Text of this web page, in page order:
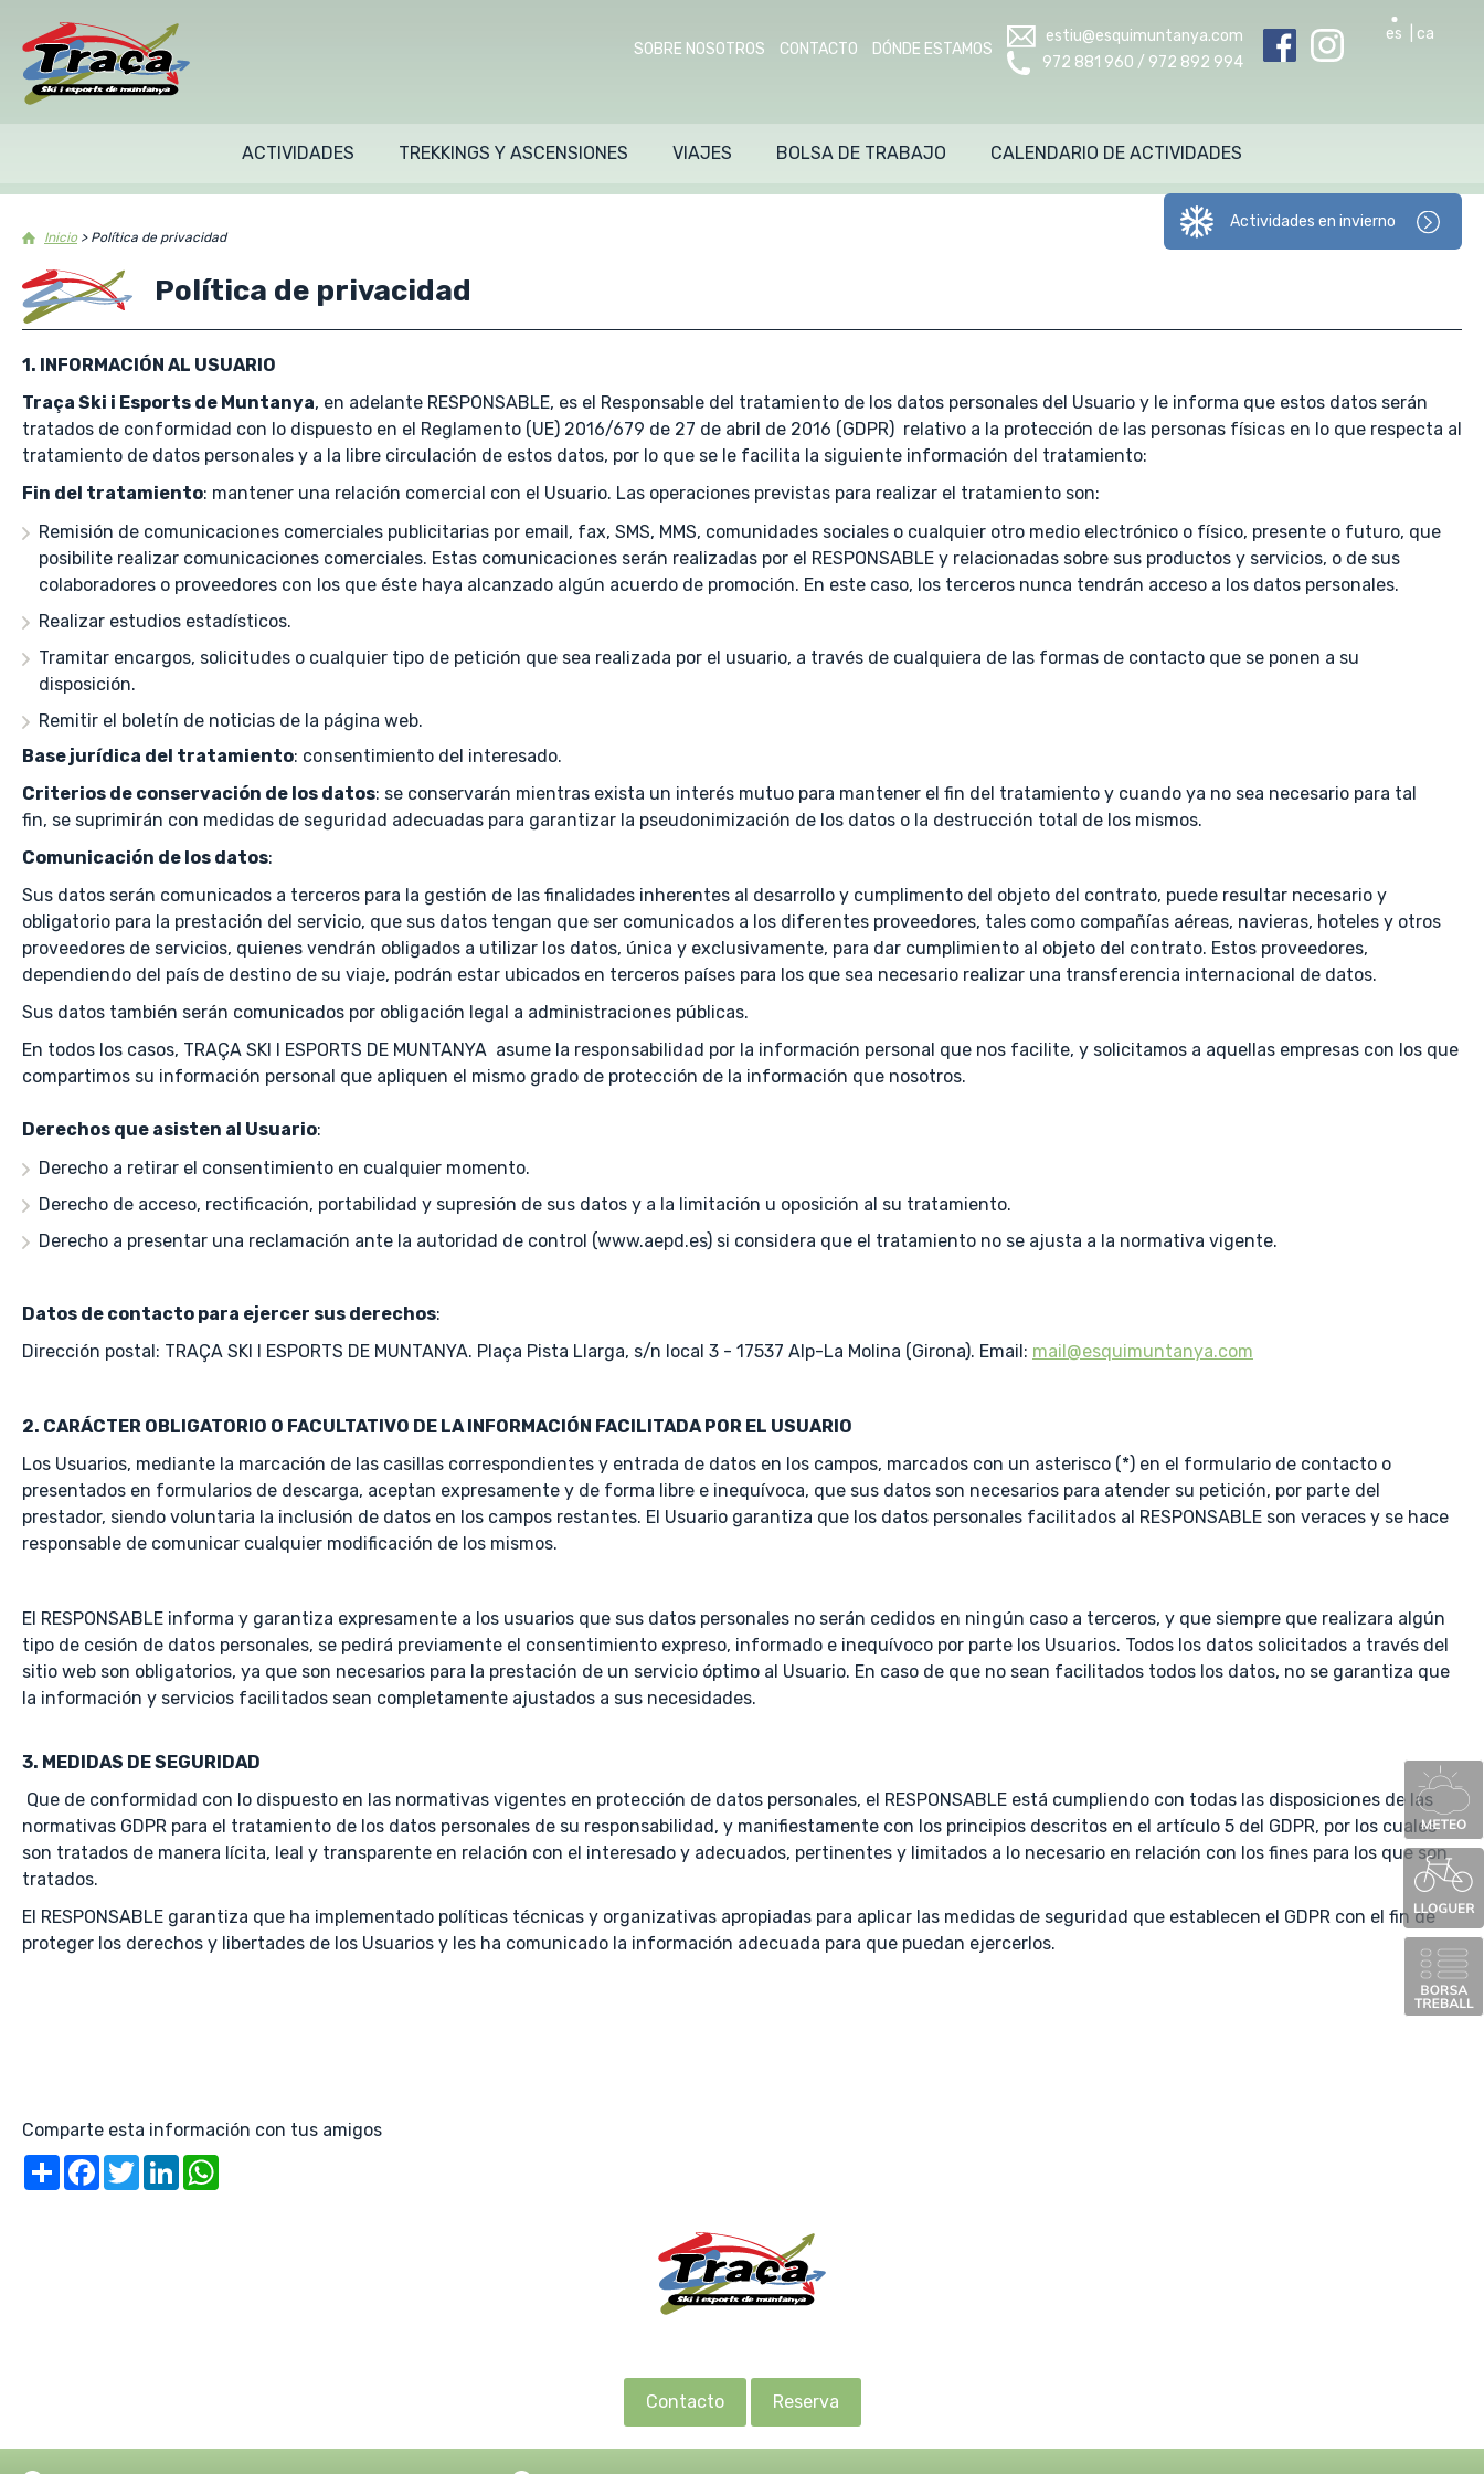
Actividades en invierno
SOBRE NOSOTROS CONTACTO DÓNDE ESTAMOS
estiu@esquimuntanya.com
972 881 960 / 972 892 994
es ca
ACTIVIDADES TREKKINGS Y ASCENSIONES VIAJES BOLSA DE TRABAJO CALENDARIO DE ACTIVIDADES
Inicio> Política de privacidad
Política de privacidad
1. INFORMACIÓN AL USUARIO
Traça Ski i Esports de Muntanya, en adelante RESPONSABLE, es el Responsable del tratamiento de los datos personales del Usuario y le informa que estos datos serán
tratados de conformidad con lo dispuesto en el Reglamento (UE) 2016/679 de 27 de abril de 2016 (GDPR) relativo a la protección de las personas físicas en lo que respecta al
tratamiento de datos personales y a la libre circulación de estos datos, por lo que se le facilita la siguiente información del tratamiento:
Fin del tratamiento: mantener una relación comercial con el Usuario. Las operaciones previstas para realizar el tratamiento son:
Remisión de comunicaciones comerciales publicitarias por email, fax, SMS, MMS, comunidades sociales o cualquier otro medio electrónico o físico, presente o futuro, que
posibilite realizar comunicaciones comerciales. Estas comunicaciones serán realizadas por el RESPONSABLE y relacionadas sobre sus productos y servicios, o de sus
colaboradores o proveedores con los que éste haya alcanzado algún acuerdo de promoción. En este caso, los terceros nunca tendrán acceso a los datos personales.
Realizar estudios estadísticos.
Tramitar encargos, solicitudes o cualquier tipo de petición que sea realizada por el usuario, a través de cualquiera de las formas de contacto que se ponen a su
disposición.
Remitir el boletín de noticias de la página web.
Base jurídica del tratamiento: consentimiento del interesado.
Criterios de conservación de los datos: se conservarán mientras exista un interés mutuo para mantener el fin del tratamiento y cuando ya no sea necesario para tal
fin, se suprimirán con medidas de seguridad adecuadas para garantizar la pseudonimización de los datos o la destrucción total de los mismos.
Comunicación de los datos:
Sus datos serán comunicados a terceros para la gestión de las finalidades inherentes al desarrollo y cumplimento del objeto del contrato, puede resultar necesario y
obligatorio para la prestación del servicio, que sus datos tengan que ser comunicados a los diferentes proveedores, tales como compañías aéreas, navieras, hoteles y otros
proveedores de servicios, quienes vendrán obligados a utilizar los datos, única y exclusivamente, para dar cumplimiento al objeto del contrato. Estos proveedores,
dependiendo del país de destino de su viaje, podrán estar ubicados en terceros países para los que sea necesario realizar una transferencia internacional de datos.
Sus datos también serán comunicados por obligación legal a administraciones públicas.
En todos los casos, TRAÇA SKI I ESPORTS DE MUNTANYA asume la responsabilidad por la información personal que nos facilite, y solicitamos a aquellas empresas con los que
compartimos su información personal que apliquen el mismo grado de protección de la información que nosotros.
Derechos que asisten al Usuario:
Derecho a retirar el consentimiento en cualquier momento.
Derecho de acceso, rectificación, portabilidad y supresión de sus datos y a la limitación u oposición al su tratamiento.
Derecho a presentar una reclamación ante la autoridad de control (www.aepd.es) si considera que el tratamiento no se ajusta a la normativa vigente.
Datos de contacto para ejercer sus derechos:
Dirección postal: TRAÇA SKI I ESPORTS DE MUNTANYA. Plaça Pista Llarga, s/n local 3 - 17537 Alp-La Molina (Girona). Email: mail@esquimuntanya.com
2. CARÁCTER OBLIGATORIO O FACULTATIVO DE LA INFORMACIÓN FACILITADA POR EL USUARIO
Los Usuarios, mediante la marcación de las casillas correspondientes y entrada de datos en los campos, marcados con un asterisco (*) en el formulario de contacto o
presentados en formularios de descarga, aceptan expresamente y de forma libre e inequívoca, que sus datos son necesarios para atender su petición, por parte del
prestador, siendo voluntaria la inclusión de datos en los campos restantes. El Usuario garantiza que los datos personales facilitados al RESPONSABLE son veraces y se hace
responsable de comunicar cualquier modificación de los mismos.
El RESPONSABLE informa y garantiza expresamente a los usuarios que sus datos personales no serán cedidos en ningún caso a terceros, y que siempre que realizara algún
tipo de cesión de datos personales, se pedirá previamente el consentimiento expreso, informado e inequívoco por parte los Usuarios. Todos los datos solicitados a través del
sitio web son obligatorios, ya que son necesarios para la prestación de un servicio óptimo al Usuario. En caso de que no sean facilitados todos los datos, no se garantiza que
la información y servicios facilitados sean completamente ajustados a sus necesidades.
3. MEDIDAS DE SEGURIDAD
Que de conformidad con lo dispuesto en las normativas vigentes en protección de datos personales, el RESPONSABLE está cumpliendo con todas las disposiciones de las
normativas GDPR para el tratamiento de los datos personales de su responsabilidad, y manifiestamente con los principios descritos en el artículo 5 del GDPR, por los cuales
son tratados de manera lícita, leal y transparente en relación con el interesado y adecuados, pertinentes y limitados a lo necesario en relación con los fines para los que son
tratados.
El RESPONSABLE garantiza que ha implementado políticas técnicas y organizativas apropiadas para aplicar las medidas de seguridad que establecen el GDPR con el fin de
proteger los derechos y libertades de los Usuarios y les ha comunicado la información adecuada para que puedan ejercerlos.
Comparte esta información con tus amigos
ShareFacebook
TwitterLinkedIn
Contacto Reserva